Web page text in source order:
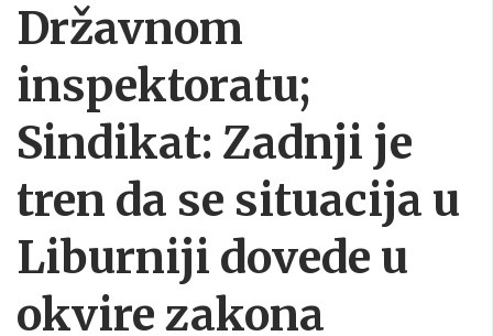
Državnom
inspektoratu;
Sindikat: Zadnji je
tren da se situacija u
Liburniji dovede u
okvire zakona